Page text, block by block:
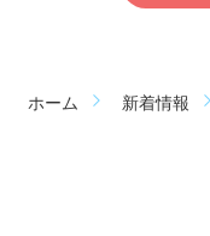
ホーム 新着情報